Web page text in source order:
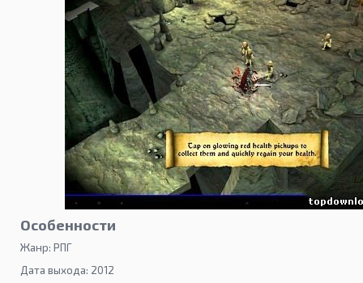
Особенности
Жанр: РПГ
Дата выхода: 2012